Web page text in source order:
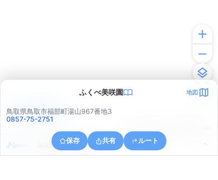
ふくべ美咲園 地図
鳥取県鳥取市福部町湯山967番地3
0857-75-2751
保存 共有 ルート
鳥取県鳥取市福部町湯山
アプリで見る